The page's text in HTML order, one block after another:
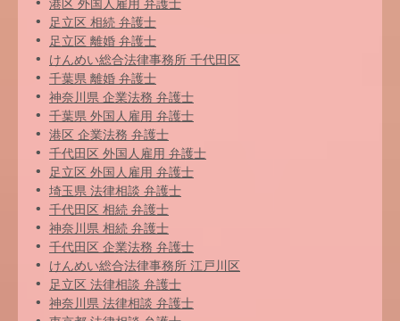
港区 外国人雇用 弁護士
足立区 相続 弁護士
足立区 離婚 弁護士
けんめい総合法律事務所 千代田区
千葉県 離婚 弁護士
神奈川県 企業法務 弁護士
千葉県 外国人雇用 弁護士
港区 企業法務 弁護士
千代田区 外国人雇用 弁護士
足立区 外国人雇用 弁護士
埼玉県 法律相談 弁護士
千代田区 相続 弁護士
神奈川県 相続 弁護士
千代田区 企業法務 弁護士
けんめい総合法律事務所 江戸川区
足立区 法律相談 弁護士
神奈川県 法律相談 弁護士